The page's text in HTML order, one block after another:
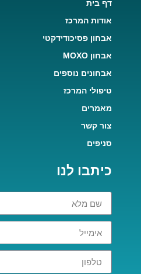
דף בית
אודות המרכז
אבחון פסיכודידקטי
אבחון MOXO
אבחונים נוספים
טיפולי המרכז
מאמרים
צור קשר
סניפים
כיתבו לנו